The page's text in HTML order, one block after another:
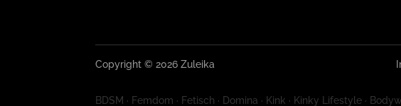
Copyright © 2026 Zuleika
BDSM · Femdom · Fetisch · Domina · Kink · Kinky Lifestyle ·